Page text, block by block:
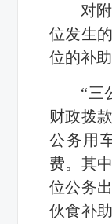
对
位发生
位的补助
“三
财政拨
公务用
费。其
位公务
伙食补